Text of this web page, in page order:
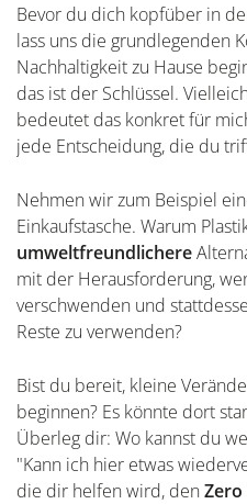
Bevor du dich kopfüber in
lass uns die grundlegenden
Nachhaltigkeit zu Hause
das ist der Schlüssel.
bedeutet das konkret für
jede Entscheidung, die du
Nehmen wir zum Beispiel
Einkaufstasche. Warum
umweltfreundlichere
mit der Herausforderung,
verschwenden und
Reste zu verwenden?
Bist du bereit, kleine
beginnen? Es könnte dort
Überleg dir: Wo kannst du
"Kann ich hier etwas
die dir helfen wird, denZero